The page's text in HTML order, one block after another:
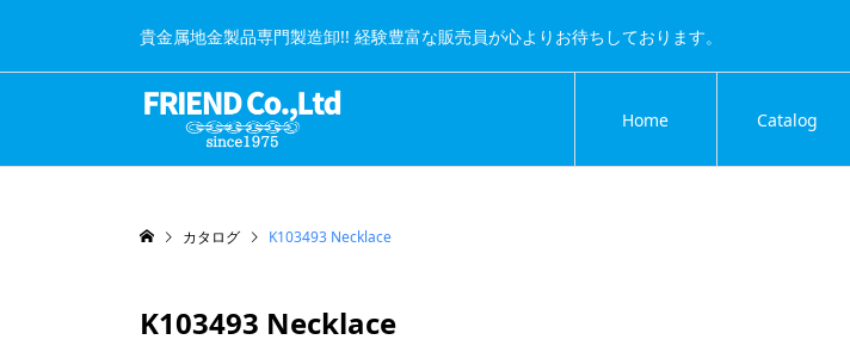
貴金属地金製品専門製造卸!! 経験豊富な販売員が心よりお待ちしております。
Home Catalog
カタログ K103493 Necklace
K103493 Necklace